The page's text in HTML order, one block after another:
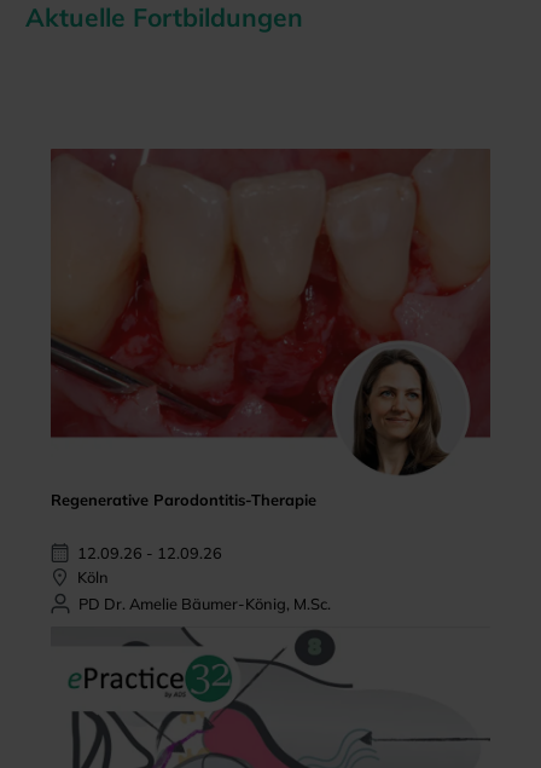
Aktuelle Fortbildungen
Regenerative Parodontitis-Therapie
12.09.26 - 12.09.26
Köln
PD Dr. Amelie Bäumer-König, M.Sc.